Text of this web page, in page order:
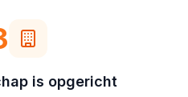
is opgericht